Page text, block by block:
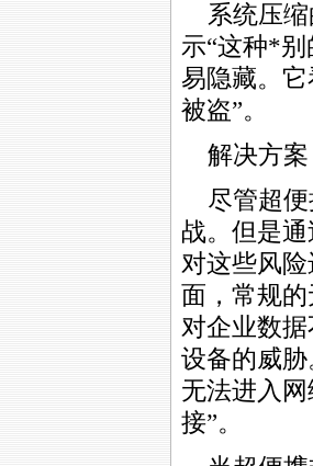
系统压缩
示“这种*别
易隐藏。
被盗”。
解决方案
尽管超便
战。但是
对这些风
面，常规
对企业数
设备的威
无法进入
接”。